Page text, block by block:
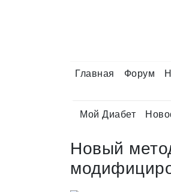
Главная Форум
Мой Диабет
Новый